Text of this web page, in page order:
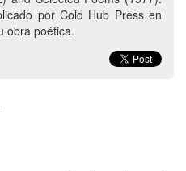
por Cold Hub Press en
obra poética.